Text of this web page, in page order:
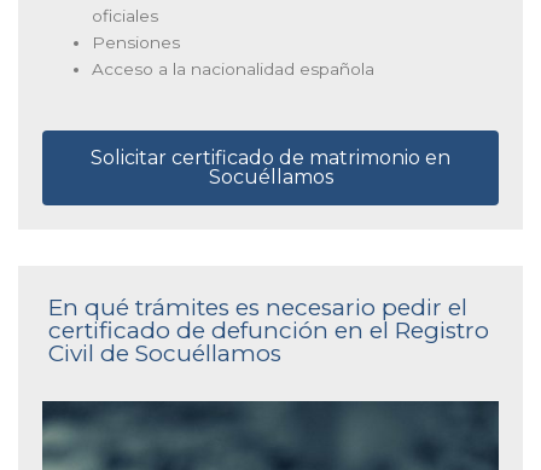
oficiales
Pensiones
Acceso a la nacionalidad española
Solicitar certificado de matrimonio en
Socuéllamos
En qué trámites es necesario pedir el
certificado de defunción en el Registro
Civil de Socuéllamos